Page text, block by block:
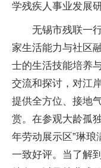
学残疾人事业发展
无锡市残联一
家生活能力与社区
士的生活技能培养
交流和探讨，对江
提供全方位、接地
赏。在参观大龄孤
年劳动展示区”琳
一致好评。当了解